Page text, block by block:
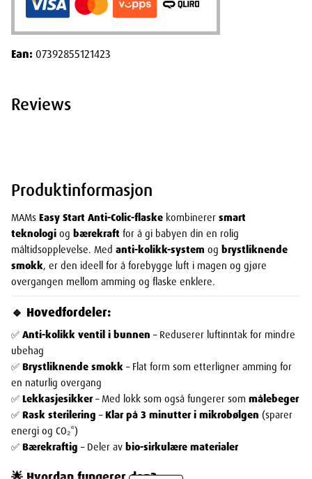
Produktinformasjon
MAMs Easy Start Anti-Colic-flaske kombinerer smart
teknologi og bærekraft for å gi babyen din en rolig
måltidsopplevelse. Med anti-kolikk-system og brystliknende
smokk, er den ideell for å forebygge luft i magen og gjøre
overgangen mellom amming og flaske enklere.
🔹 Hovedfordeler:
✅ Anti-kolikk ventil i bunnen – Reduserer luftinntak for mindre
ubehag
✅ Brystliknende smokk – Flat form som etterligner amming for
en naturlig overgang
✅ Lekkasjesikker– Med lokk som også fungerer som målebeger
✅ Rask sterilering –Klar på 3 minutter i mikrobølgen (sparer
energi og CO₂*)
✅ Bærekraftig – Deler av bio-sirkulære materialer
Ean: 07392855121423
Reviews